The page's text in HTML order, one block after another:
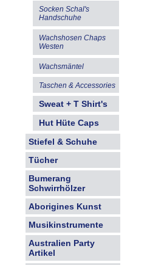
Socken Schal's
Handschuhe
Wachshosen Chaps
Westen
Wachsmäntel
Taschen & Accessories
Sweat + T Shirt's
Hut Hüte Caps
Stiefel & Schuhe
Tücher
Bumerang
Schwirrhölzer
Aborigines Kunst
Musikinstrumente
Australien Party
Artikel